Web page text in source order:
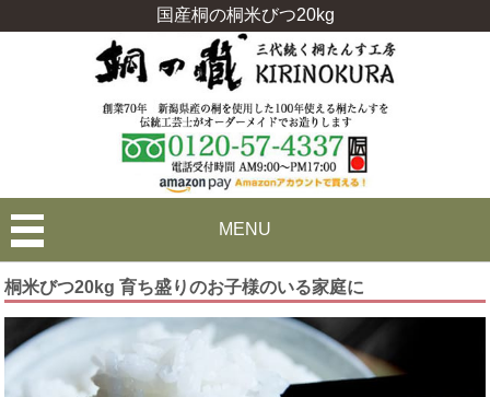
国産桐の桐米びつ20kg
MENU
桐米びつ20kg 育ち盛りのお子様のいる家庭に